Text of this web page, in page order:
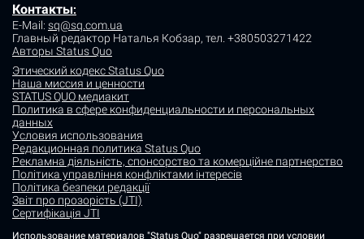
Контакты:
E-Mail: sq@sq.com.ua
Главный редактор Наталья Кобзар, тел. +380503271422
Авторы Status Quo
Этический кодекс Status Quo
Наша миссия и ценности
STATUS QUO медиакит
Политика в сфере конфиденциальности и персональных
данных
Условия использования
Редакционная политика Status Quo
Рекламна діяльність, спонсорство та комерційне партнерство
Політика управління конфліктами інтересів
Політика безпеки редакції
Звіт про прозорість (JTI)
Сертифікація JTI
Использование материалов "Status Quo" разрешается при условии